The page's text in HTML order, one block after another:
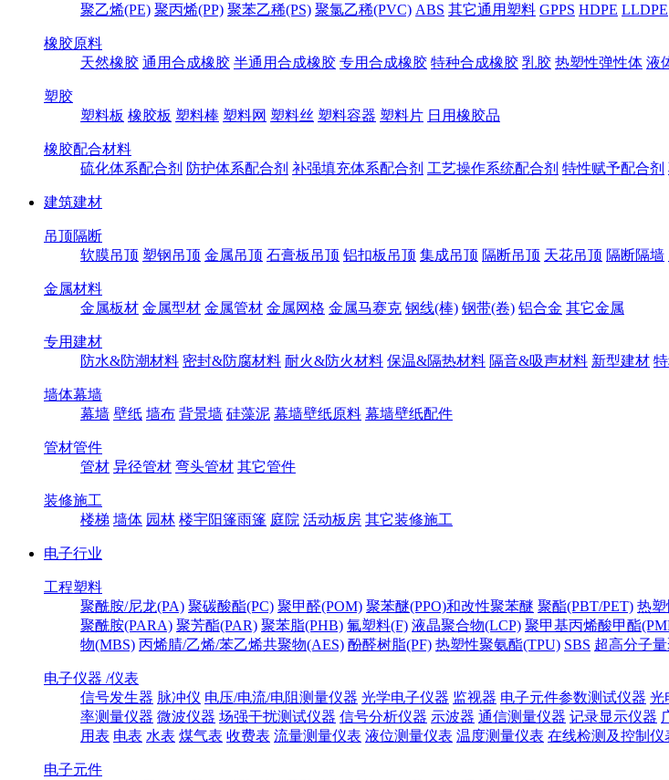
聚乙烯(PE) 聚丙烯(PP) 聚苯乙稀(PS) 聚氯乙稀(PVC) ABS 其它通用塑料 GPPS HDPE LLDPE
橡胶原料
天然橡胶 通用合成橡胶 半通用合成橡胶 专用合成橡胶 特种合成橡胶 乳胶 热塑性弹性体 液
塑胶
塑料板 橡胶板 塑料棒 塑料网 塑料丝 塑料容器 塑料片 日用橡胶品
橡胶配合材料
硫化体系配合剂 防护体系配合剂 补强填充体系配合剂 工艺操作系统配合剂 特性赋予配合剂
建筑建材
吊顶隔断
软膜吊顶 塑钢吊顶 金属吊顶 石膏板吊顶 铝扣板吊顶 集成吊顶 隔断吊顶 天花吊顶 隔断隔墙
金属材料
金属板材 金属型材 金属管材 金属网格 金属马赛克 钢线(棒) 钢带(卷) 铝合金 其它金属
专用建材
防水&防潮材料 密封&防腐材料 耐火&防火材料 保温&隔热材料 隔音&吸声材料 新型建材
墙体幕墙
幕墙 壁纸 墙布 背景墙 硅藻泥 幕墙壁纸原料 幕墙壁纸配件
管材管件
管材 异径管材 弯头管材 其它管件
装修施工
楼梯 墙体 园林 楼宇阳篷雨篷 庭院 活动板房 其它装修施工
电子行业
工程塑料
聚酰胺/尼龙(PA) 聚碳酸酯(PC) 聚甲醛(POM) 聚苯醚(PPO)和改性聚苯醚 聚酯(PBT/PET) 热塑
聚酰胺(PARA) 聚芳酯(PAR) 聚苯脂(PHB) 氟塑料(F) 液晶聚合物(LCP) 聚甲基丙烯酸甲酯
物(MBS) 丙烯腈/乙烯/苯乙烯共聚物(AES) 酚醛树脂(PF) 热塑性聚氨酯(TPU) SBS 超高分子
电子仪器 /仪表
信号发生器 脉冲仪 电压/电流/电阻测量仪器 光学电子仪器 监视器 电子元件参数测试仪器 光
率测量仪器 微波仪器 场强干扰测试仪器 信号分析仪器 示波器 通信测量仪器 记录显示仪器
用表 电表 水表 煤气表 收费表 流量测量仪表 液位测量仪表 温度测量仪表 在线检测及控制仪
电子元件